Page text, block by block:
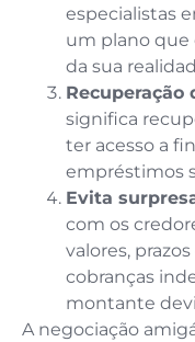
especialistas
um plano que
da sua
Recuperação
significa
ter acesso a
empréstimos
Evita
com os
valores,
cobranças
montante
A negociação